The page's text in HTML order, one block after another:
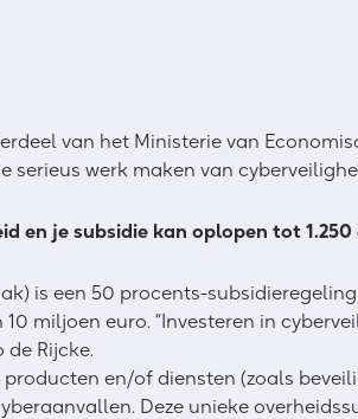
van het Ministerie van
serieus werk maken van
en je subsidie kan oplopen tot 1.250
is een 50 procents-
miljoen euro. “Investeren in
de Rijcke.
producten en/of diensten (zoals
Deze unieke